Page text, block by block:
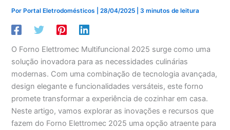
Por Portal Eletrodomésticos |28/04/2025 |3 minutos de leitura
O Forno Elettromec Multifuncional 2025 surge como uma
solução inovadora para as necessidades culinárias
modernas. Com uma combinação de tecnologia avançada,
design elegante e funcionalidades versáteis, este forno
promete transformar a experiência de cozinhar em casa.
Neste artigo, vamos explorar as inovações e recursos que
fazem do Forno Elettromec 2025 uma opção atraente para